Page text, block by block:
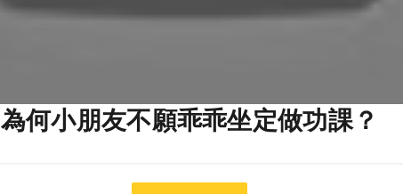
為何小朋友不願乖乖坐定做功課？